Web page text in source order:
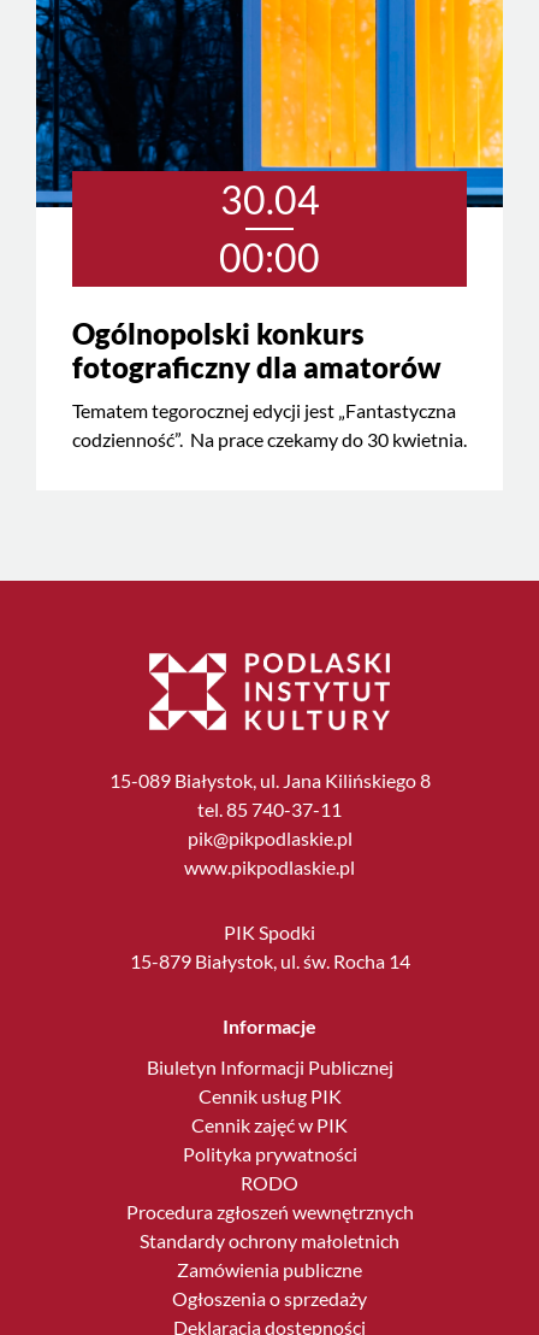
30.04
00:00
Ogólnopolski konkurs
fotograficzny dla amatorów
Tematem tegorocznej edycji jest „Fantastyczna
codzienność”. Na prace czekamy do 30 kwietnia.
15-089 Białystok, ul. Jana Kilińskiego 8
tel. 85 740-37-11
pik@pikpodlaskie.pl
www.pikpodlaskie.pl
PIK Spodki
15-879 Białystok, ul. św. Rocha 14
Informacje
Biuletyn Informacji Publicznej
Cennik usług PIK
Cennik zajęć w PIK
Polityka prywatności
RODO
Procedura zgłoszeń wewnętrznych
Standardy ochrony małoletnich
Zamówienia publiczne
Ogłoszenia o sprzedaży
Deklaracja dostępności